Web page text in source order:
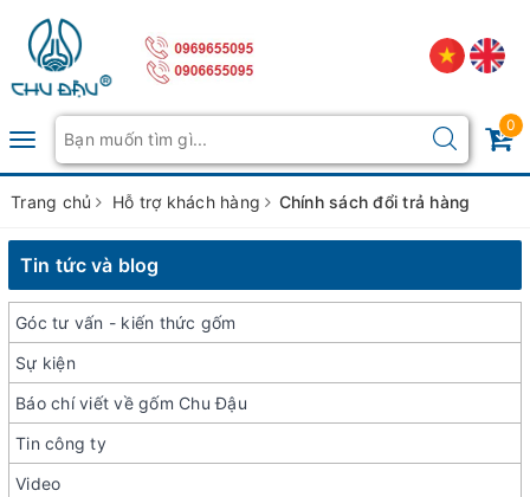
Toggle
navigation
0
Trang chủ Hỗ trợ khách hàng Chính sách đổi trả hàng
Tin tức và blog
Góc tư vấn - kiến thức gốm
Sự kiện
Báo chí viết về gốm Chu Đậu
Tin công ty
Video